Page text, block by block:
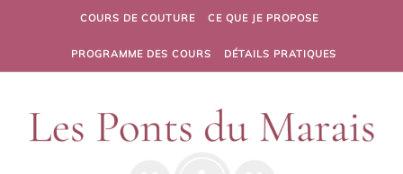
Skip to contentCOURS DE COUTURE CE QUE JE PROPOSE
PROGRAMME DES COURS DÉTAILS PRATIQUES